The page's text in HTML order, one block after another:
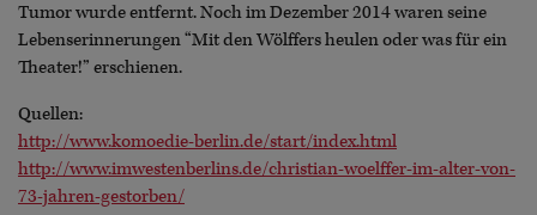
Tumor wurde entfernt. Noch im Dezember 2014 waren seine
Lebenserinnerungen “Mit den Wölffers heulen oder was für ein
Theater!” erschienen.
Quellen:
http://www.komoedie-berlin.de/start/index.html
http://www.imwestenberlins.de/christian-woelffer-im-alter-von-
73-jahren-gestorben/